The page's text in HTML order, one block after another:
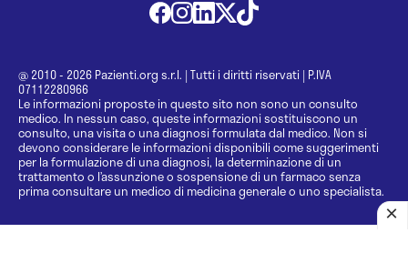
@ 2010 - 2026 Pazienti.org s.r.l. | Tutti i diritti riservati | P.IVA
07112280966
Le informazioni proposte in questo sito non sono un consulto
medico. In nessun caso, queste informazioni sostituiscono un
consulto, una visita o una diagnosi formulata dal medico. Non si
devono considerare le informazioni disponibili come suggerimenti
per la formulazione di una diagnosi, la determinazione di un
trattamento o l’assunzione o sospensione di un farmaco senza
prima consultare un medico di medicina generale o uno specialista.